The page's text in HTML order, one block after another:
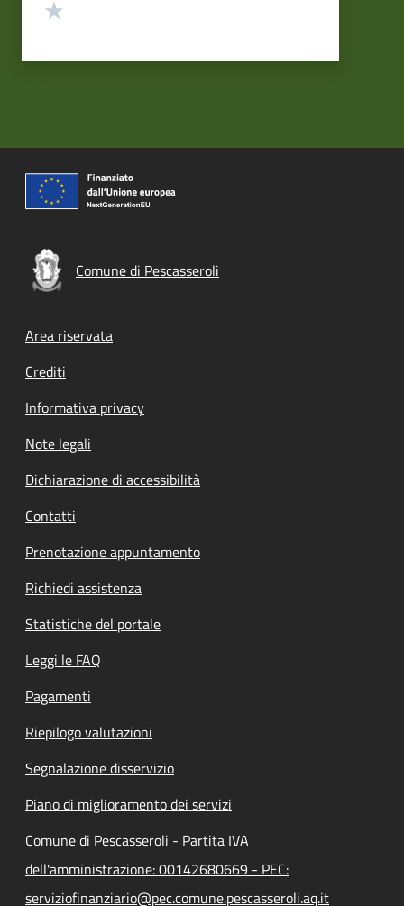
Comune di Pescasseroli
Footer menu
Area riservata
Crediti
Informativa privacy
Note legali
Dichiarazione di accessibilità
Contatti
Prenotazione appuntamento
Richiedi assistenza
Statistiche del portale
Leggi le FAQ
Pagamenti
Riepilogo valutazioni
Segnalazione disservizio
Piano di miglioramento dei servizi
Comune di Pescasseroli - Partita IVA
dell'amministrazione: 00142680669 - PEC:
serviziofinanziario@pec.comune.pescasseroli.aq.it